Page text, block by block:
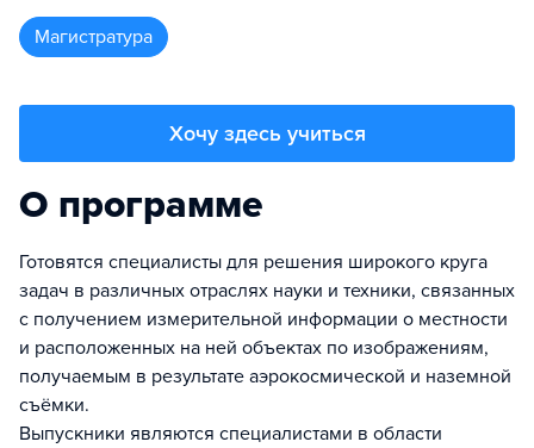
магистратура
Хочу здесь учиться
О программе
Готовятся специалисты для решения широкого круга
задач в различных отраслях науки и техники, связанных
с получением измерительной информации о местности
и расположенных на ней объектах по изображениям,
получаемым в результате аэрокосмической и наземной
съёмки.
Выпускники являются специалистами в области